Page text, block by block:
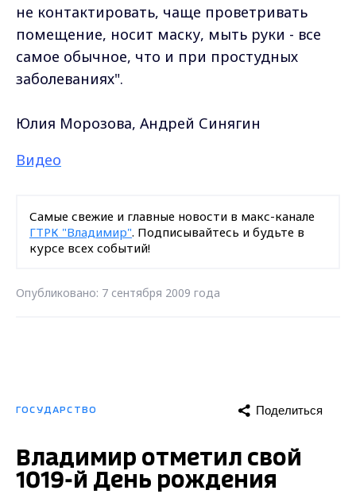
не контактировать, чаще проветривать
помещение, носит маску, мыть руки - все
самое обычное, что и при простудных
заболеваниях".
Юлия Морозова, Андрей Синягин
Видео
Самые свежие и главные новости в макс-канале
ГТРК "Владимир". Подписывайтесь и будьте в
курсе всех событий!
Опубликовано: 7 сентября 2009 года
ГОСУДАРСТВО Поделиться
Владимир отметил свой
1019-й День рождения